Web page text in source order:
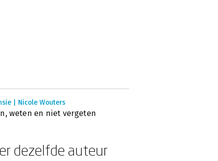
| Nicole Wouters
weten en niet vergeten
dezelfde auteur